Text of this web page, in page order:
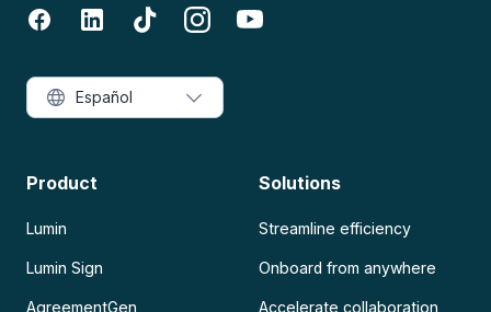
Product
Lumin
Lumin Sign
AgreementGen
Solutions
Streamline efficiency
Onboard from anywhere
Accelerate collaboration
Español